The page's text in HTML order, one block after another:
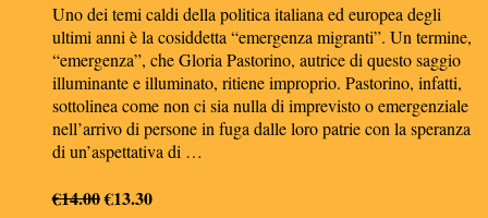
Uno dei temi caldi della politica italiana ed europea degli
ultimi anni è la cosiddetta “emergenza migranti”. Un termine,
“emergenza”, che Gloria Pastorino, autrice di questo saggio
illuminante e illuminato, ritiene improprio. Pastorino, infatti,
sottolinea come non ci sia nulla di imprevisto o emergenziale
nell’arrivo di persone in fuga dalle loro patrie con la speranza
di un’aspettativa di …
€14.00Il
€13.30Il